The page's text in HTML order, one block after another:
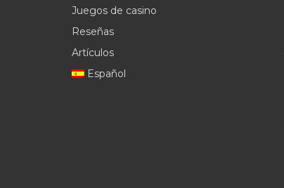
Juegos de casino
Reseñas
Artículos
Español